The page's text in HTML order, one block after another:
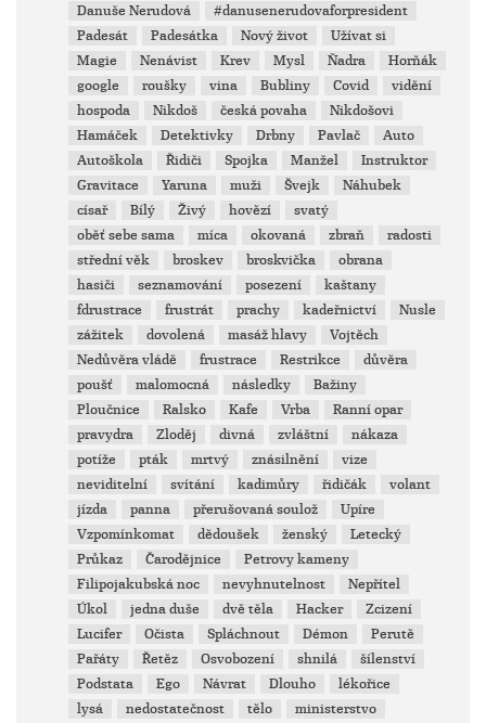
Danuše Nerudová
#danusenerudovaforpresident
Padesát
Padesátka Nový život
Užívat si
Magie
Nenávist Krev Mysl Ňadra
Horňák
google
roušky vina Bubliny Covid
vidění
hospoda
Nikdoš česká povaha
Nikdošovi
Hamáček
Detektivky Drbny Pavlač
Auto
Autoškola
Řidiči Spojka Manžel
Instruktor
Gravitace
Yaruna muži Švejk
Náhubek
císař
Bílý Živý hovězí
svatý
oběť sebe sama
míca okovaná zbraň
radosti
střední věk
broskev broskvička
obrana
hasiči
seznamování posezení
kaštany
fdrustrace
frustrát prachy kadeřnictví
Nusle
zážitek
dovolená masáž hlavy
Vojtěch
Nedůvěra vládě
frustrace Restrikce
důvěra
poušť
malomocná následky
Bažiny
Ploučnice
Ralsko Kafe Vrba
Ranní opar
pravydra
Zloděj divná zvláštní
nákaza
potíže
pták mrtvý znásilnění
vize
neviditelní
svítání kadimůry řidičák
volant
jízda
panna přerušovaná soulož
Upíre
Vzpomínkomat
dědoušek ženský
Letecký
Průkaz
Čarodějnice
Petrovy kameny
Filipojakubská noc
nevyhnutelnost
Nepřítel
Úkol
jedna duše dvě těla Hacker
Zcizení
Lucifer
Očista Spláchnout Démon
Perutě
Pařáty
Řetěz Osvobození shnilá
šílenství
Podstata
Ego Návrat Dlouho
lékořice
lysá
nedostatečnost tělo ministerstvo